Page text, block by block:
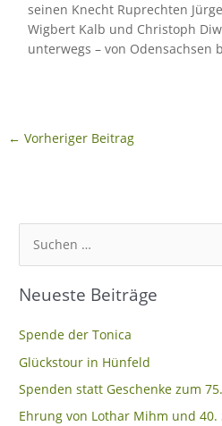
seinen Knecht Ruprechten
Wigbert Kalb und Christoph
unterwegs – von Odensachsen
← Vorheriger Beitrag
u
c
e
n
n
a
Neueste Beiträge
Spende der Tonica
Glückstour in Hünfeld
Spenden statt Geschenke zum
Ehrung von Lothar Mihm und